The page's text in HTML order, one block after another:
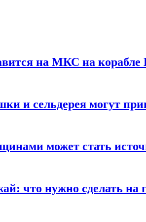
на МКС на
и сельдерея могут
может стать
что нужно сделать на